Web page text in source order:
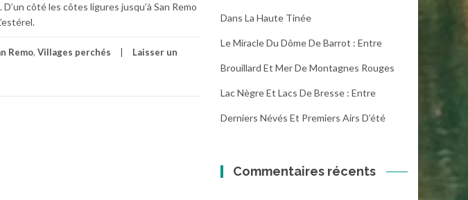
côté les côtes ligures jusqu’à San Remo
Remo, Villages perchés Laisser un
Dans La Haute Tinée
Le Miracle Du Dôme De Barrot : Entre
Brouillard Et Mer De Montagnes Rouges
Lac Nègre Et Lacs De Bresse : Entre
Derniers Névés Et Premiers Airs D’été
Commentaires récents